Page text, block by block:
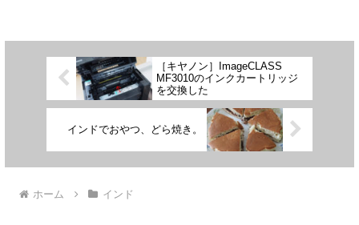
［キヤノン］ImageCLASS
MF3010のインクカートリッジ
を交換した
インドでおやつ、どら焼き。
ホーム インド